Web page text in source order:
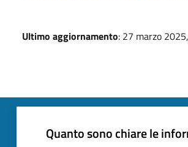
Ultimo aggiornamento: 27 marzo
Quanto sono chiare le